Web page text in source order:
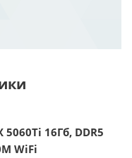
16Гб, DDR5
WiFi